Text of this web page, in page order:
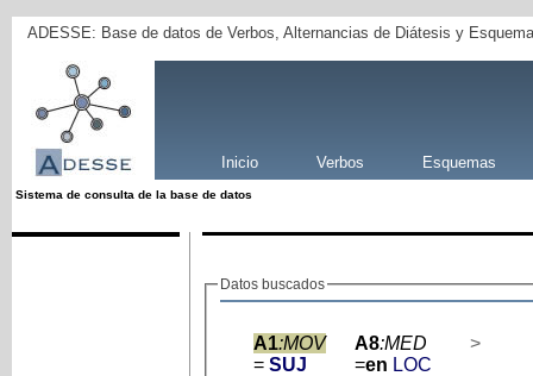
ADESSE: Base de datos de Verbos, Alternancias de Diátesis y
Inicio Verbos Esquemas
Sistema de consulta de la base de datos
Datos buscados
A1:MOV
= SUJ
A8:MED
=en LOC
>